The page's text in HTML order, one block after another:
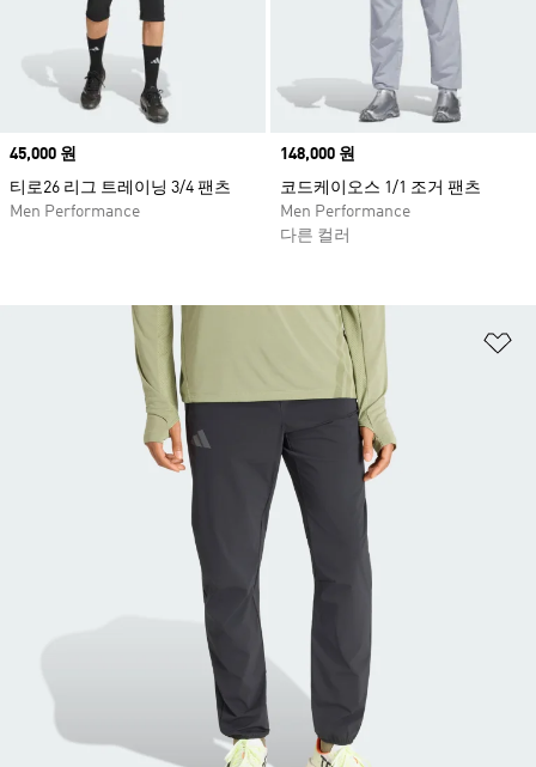
Price
45,000 원
티로26 리그 트레이닝 3/4 팬츠
Men Performance
Price
148,000 원
코드케이오스 1/1 조거 팬츠
Men Performance
다른 컬러